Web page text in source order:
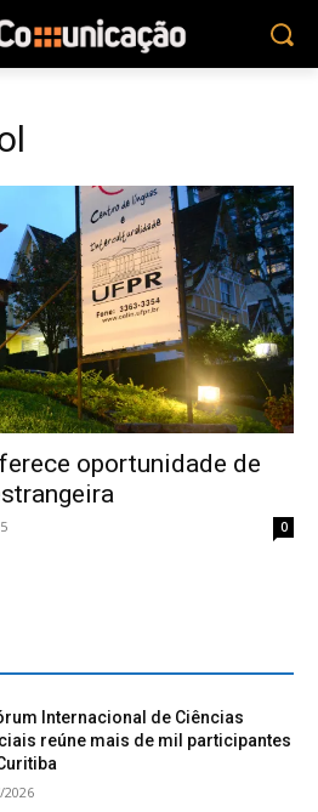
oportunidade de
0
Internacional de Ciências
reúne mais de mil participantes
2026